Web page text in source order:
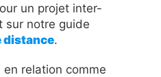
un projet inter-
sur notre guide
distance.
relation comme